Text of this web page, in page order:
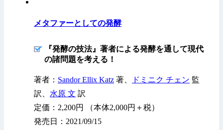
メタファーとしての発酵
『発酵の技法』著者による発酵を通して現代
の諸問題を考える！
著者： Sandor Ellix Katz 著、 ドミニク チェン 監
訳、 水原 文 訳
定価：2,200円 （本体2,000円＋税）
発売日：2021/09/15